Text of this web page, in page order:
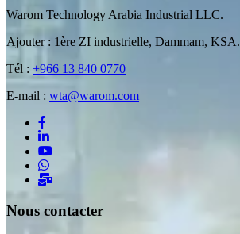
Warom Technology Arabia Industrial LLC.
Ajouter : 1ère ZI industrielle, Dammam, KSA.
Tél : +966 13 840 0770
E-mail : wta@warom.com
Nous contacter